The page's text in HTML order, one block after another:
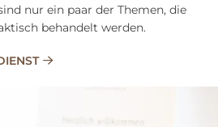
nur ein paar der Themen, die
behandelt werden.